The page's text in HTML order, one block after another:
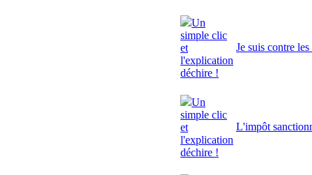
Un
simple clic
et
l'explication
déchire !
Je suis contre
Un
simple clic
et
l'explication
déchire !
L'impôt